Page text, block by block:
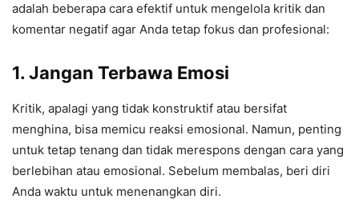
adalah beberapa cara efektif untuk mengelola kritik dan
komentar negatif agar Anda tetap fokus dan profesional:
1. Jangan Terbawa Emosi
Kritik, apalagi yang tidak konstruktif atau bersifat
menghina, bisa memicu reaksi emosional. Namun, penting
untuk tetap tenang dan tidak merespons dengan cara yang
berlebihan atau emosional. Sebelum membalas, beri diri
Anda waktu untuk menenangkan diri.